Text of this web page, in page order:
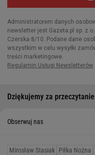
Dziękujemy za przeczytanie
Obserwuj nas
Mirosław Stasiak Piłka Nożna